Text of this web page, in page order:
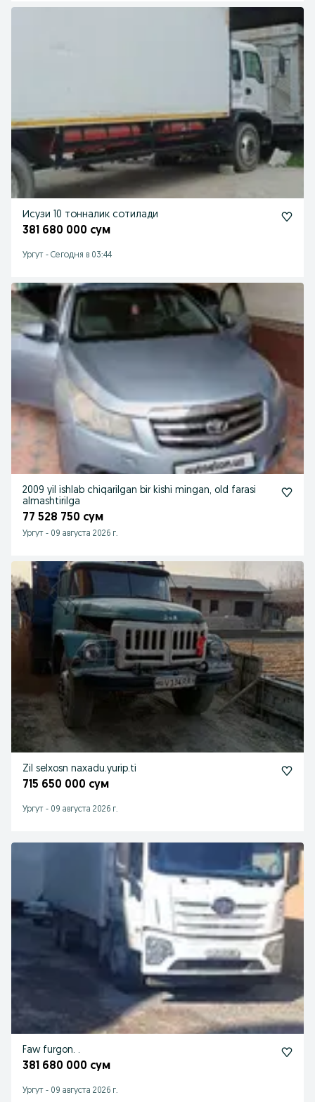
Исузи 10 тонналик сотилади
381 680 000 сум
Ургут - Сегодня в 03:44
2009 yil ishlab chiqarilgan bir kishi mingan, old farasi
almashtirilga
77 528 750 сум
Ургут - 09 августа 2026 г.
Zil selxosn naxadu.yurip.ti
715 650 000 сум
Ургут - 09 августа 2026 г.
Faw furgon. .
381 680 000 сум
Ургут - 09 августа 2026 г.